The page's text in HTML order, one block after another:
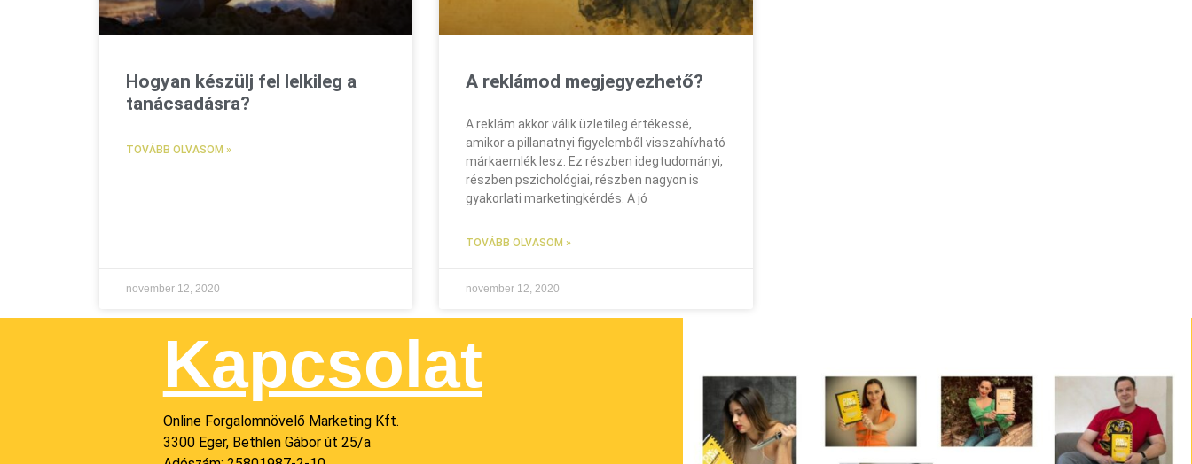
Hogyan készülj fel lelkileg a
tanácsadásra?
TOVÁBB OLVASOM »
november 12, 2020
A reklámod megjegyezhető?
A reklám akkor válik üzletileg értékessé,
amikor a pillanatnyi figyelemből visszahívható
márkaemlék lesz. Ez részben idegtudományi,
részben pszichológiai, részben nagyon is
gyakorlati marketingkérdés. A jó
TOVÁBB OLVASOM »
november 12, 2020
Kapcsolat
Online Forgalomnövelő Marketing Kft.
3300 Eger, Bethlen Gábor út 25/a